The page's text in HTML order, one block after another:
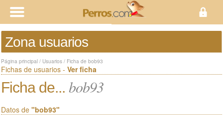
Zona usuarios
Página principal / Usuarios / Ficha de bob93
Fichas de usuarios - Ver ficha
Ficha de... bob93
Datos de "bob93"